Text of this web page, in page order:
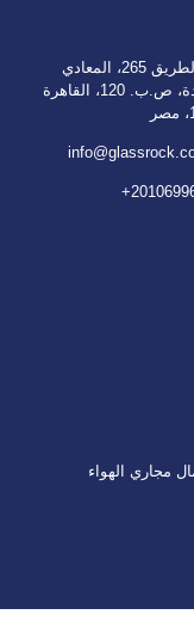
28 - الطريق 265، المعادي
الجديدة، ص.ب. 120، القاهرة
مجاري الهواء